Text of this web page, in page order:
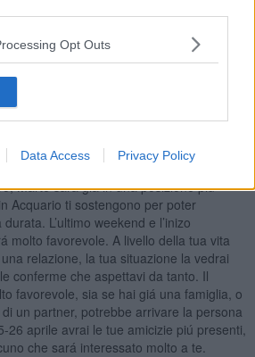
Opt Outs
Data Access Privacy Policy
tanto entusiasmo, prima di tutto a livello
la rinascita, con la posizione
segno-amico Ariete, fino il 13 aprile. Marte
molto da lavorare, o se attualmente
sará nel segno-amico Ariete, potrebbe
lavorativo dopo il 20 aprile avrai un
Marte sará giá in una posizione piú
Acquario ti sostengono per poter
L’ultimo weekend e l’inizo
molto favorevole. A livello della tua vita
relazione, la tua situazione la vedrai
conferme che aspettavi da tanto. Il
favorevole, sia se hai giá una famiglia, o
un partner, potrebbe arrivare la persona
26 aprile avrai le tue amicizie piú presenti,
che sará interessato molto a te.